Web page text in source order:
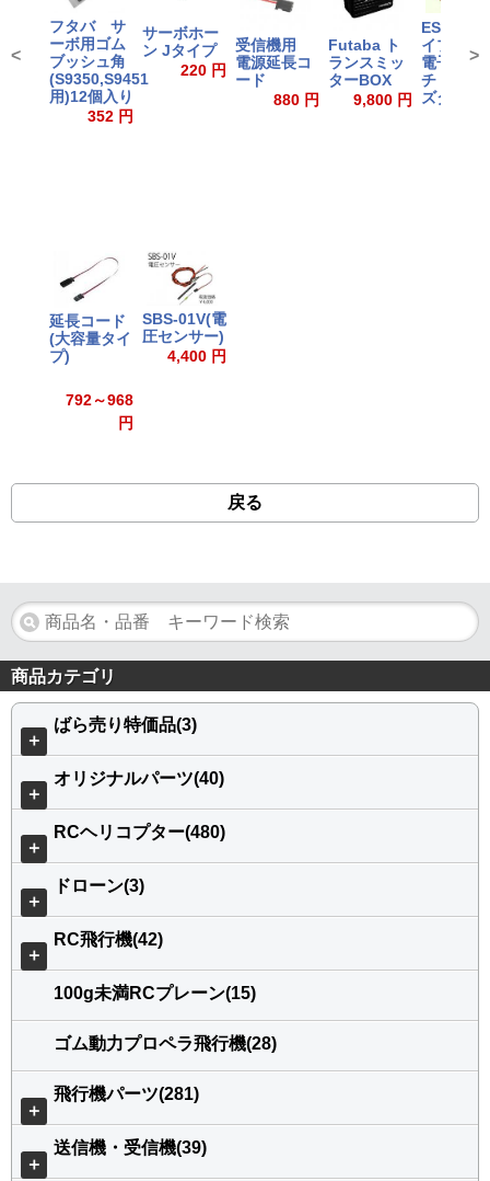
フタバ サ
ーボ用ゴム
ブッシュ角
(S9350,S9451
用)12個入り
352 円
サーボホー
ン Jタイプ
220 円
受信機用
電源延長コ
ード
880 円
Futaba ト
ランスミッ
ターBOX
9,800 円
ESW-1D
イブリッ
電子スイ
チ ディー
ズタイプ
延長コード
(大容量タイ
プ)
792～968
円
SBS-01V(電
圧センサー)
4,400 円
< >
戻る
商品カテゴリ
＋
ばら売り特価品(3)
＋
オリジナルパーツ(40)
＋
RCヘリコプター(480)
＋
ドローン(3)
＋
RC飛行機(42)
100g未満RCプレーン(15)
ゴム動力プロペラ飛行機(28)
＋
飛行機パーツ(281)
＋
送信機・受信機(39)